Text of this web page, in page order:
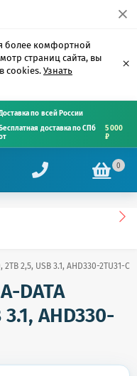
более комфортной
страниц сайта, вы
cookies. Узнать
×
по всей России
Бесплатная доставка по СПб
5 000
₽
0
2,5, USB 3.1, AHD330-2TU31-
DATA
AHD330-